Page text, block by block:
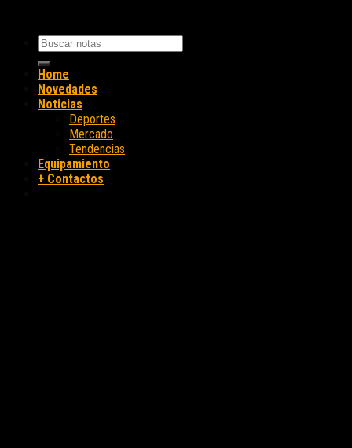
Home
Novedades
Noticias
Deportes
Mercado
Tendencias
Equipamiento
+ Contactos